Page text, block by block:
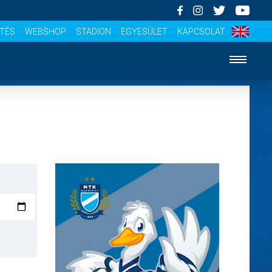
WEBSHOP STADION EGYESÜLET KAPCSOLAT